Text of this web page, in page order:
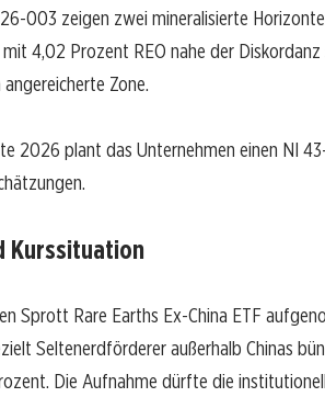
003 zeigen zwei mineralisierte
4,02 Prozent REO nahe der
Zone.
2026 plant das Unternehmen einen NI
Kurssituation
Sprott Rare Earths Ex-China ETF
Seltenerdförderer außerhalb Chinas
Die Aufnahme dürfte die